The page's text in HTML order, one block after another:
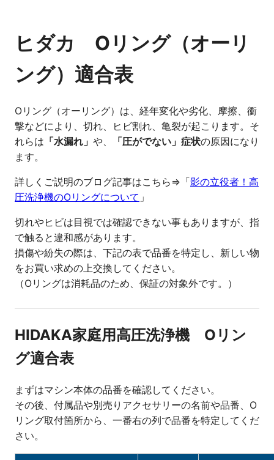
ヒダカ Oリング（オーリ
ング）適合表
Oリング（オーリング）は、経年変化や劣化、摩擦、衝
撃などにより、切れ、ヒビ割れ、亀裂が起こります。そ
れらは 「水漏れ」 や、 「圧がでない」症状の原因になり
ます。
詳しくご説明のブログ記事はこちら⇒「影の立役者！高
圧洗浄機のOリングについて 」
切れやヒビは目視では確認できない事もありますが、指
で触ると違和感があります。
損傷や紛失の際は、下記の表で品番を特定し、新しい物
をお買い求めの上交換してください。
（Oリングは消耗品のため、保証の対象外です。）
HIDAKA家庭用高圧洗浄機 Oリン
グ適合表
まずはマシン本体の品番を確認してください。
その後、付属品や別売りアクセサリーの名前や品番、O
リング取付箇所から、一番右の列で品番を特定してくだ
さい。